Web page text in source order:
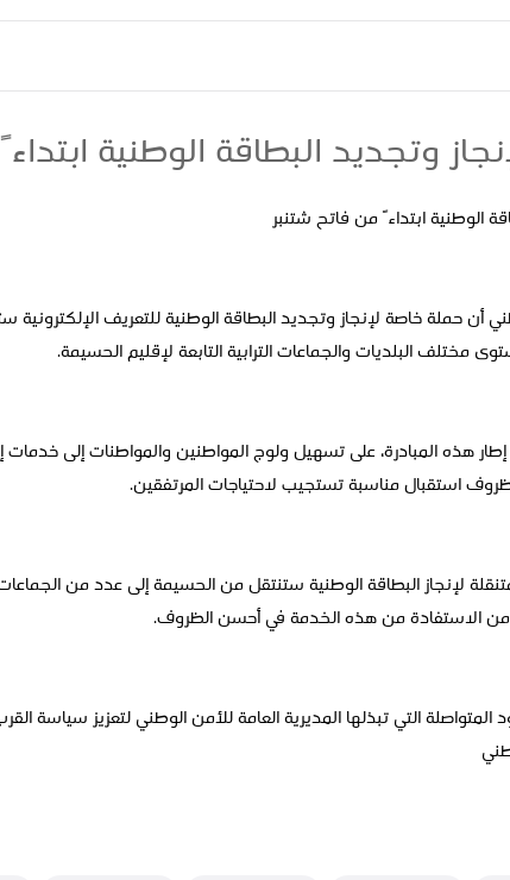
وتجديد البطاقة الوطنية
الوطنية ابتداءً من فاتح شتنبر
هذه المبادرة، على تسهيل ولوج المواطنين والمواطنات إلى خدمات
استقبال مناسبة تستجيب لاحتياجات المرتفقين.
لإنجاز البطاقة الوطنية ستنتقل من الحسيمة إلى عدد من
من الاستفادة من هذه الخدمة في أحسن الظروف.
التي تبذلها المديرية العامة للأمن الوطني لتعزيز سياسة